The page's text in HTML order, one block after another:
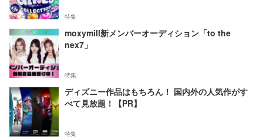
特集
moxymill新メンバーオーディション「to the
nex7」
特集
ディズニー作品はもちろん！ 国内外の人気作がす
べて見放題！【PR】
特集